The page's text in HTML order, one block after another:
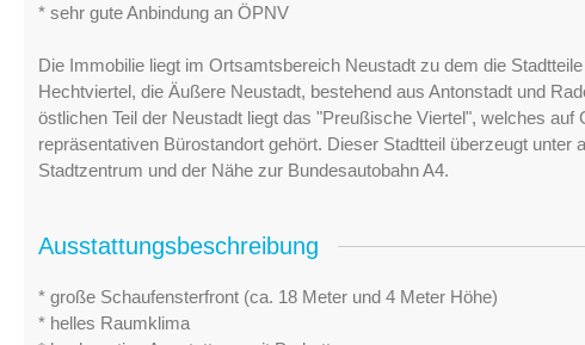
* sehr gute Anbindung an ÖPNV
Die Immobilie liegt im Ortsamtsbereich Neustadt zu dem die
Hechtviertel, die Äußere Neustadt, bestehend aus Antonstadt und
östlichen Teil der Neustadt liegt das "Preußische Viertel", welches auf
repräsentativen Bürostandort gehört. Dieser Stadtteil überzeugt unter
Stadtzentrum und der Nähe zur Bundesautobahn A4.
Ausstattungsbeschreibung
* große Schaufensterfront (ca. 18 Meter und 4 Meter Höhe)
* helles Raumklima